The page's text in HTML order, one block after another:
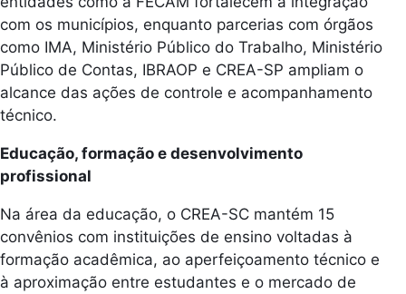
com os municípios, enquanto parcerias com órgãos
como IMA, Ministério Público do Trabalho, Ministério
Público de Contas, IBRAOP e CREA-SP ampliam o
alcance das ações de controle e acompanhamento
técnico.
Educação, formação e desenvolvimento
profissional
Na área da educação, o CREA-SC mantém 15
convênios com instituições de ensino voltadas à
formação acadêmica, ao aperfeiçoamento técnico e
à aproximação entre estudantes e o mercado de